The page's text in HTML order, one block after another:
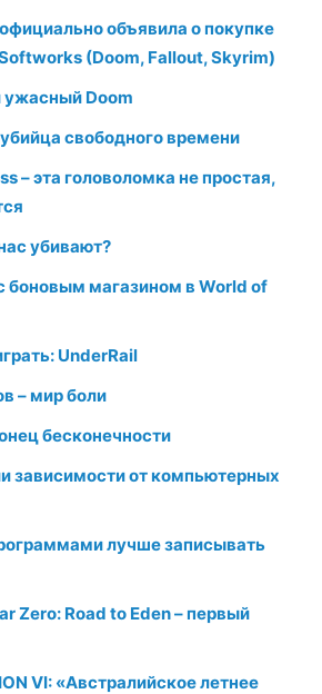
объявила о покупке
(Doom, Fallout, Skyrim)
ужасный Doom
свободного времени
– эта головоломка не простая,
убивают?
боновым магазином в World of
UnderRail
– мир боли
бесконечности
зависимости от компьютерных
лучше записывать
Zero: Road to Eden – первый
VI: «Австралийское летнее